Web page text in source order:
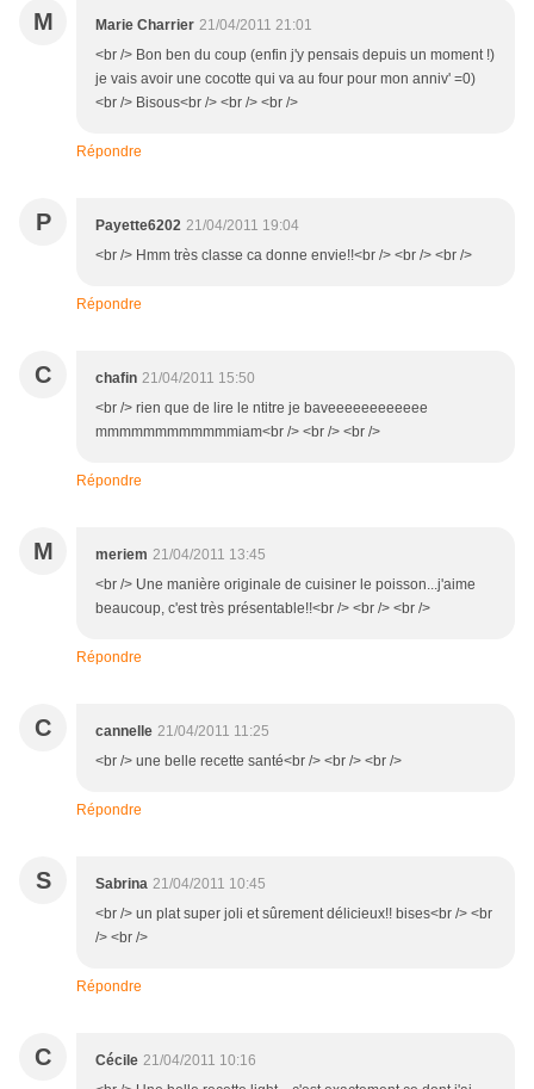
M Marie Charrier 21/04/2011 21:01
<br /> Bon ben du coup (enfin j'y pensais depuis un moment !)
je vais avoir une cocotte qui va au four pour mon anniv' =0)
<br /> Bisous<br /> <br /> <br />
Répondre
P Payette6202 21/04/2011 19:04
<br /> Hmm très classe ca donne envie!!<br /> <br /> <br />
Répondre
C chafin 21/04/2011 15:50
<br /> rien que de lire le ntitre je baveeeeeeeeeeee
mmmmmmmmmmmmiam<br /> <br /> <br />
Répondre
M meriem 21/04/2011 13:45
<br /> Une manière originale de cuisiner le poisson...j'aime
beaucoup, c'est très présentable!!<br /> <br /> <br />
Répondre
C cannelle 21/04/2011 11:25
<br /> une belle recette santé<br /> <br /> <br />
Répondre
S Sabrina 21/04/2011 10:45
<br /> un plat super joli et sûrement délicieux!! bises<br /> <br
/> <br />
Répondre
C Cécile 21/04/2011 10:16